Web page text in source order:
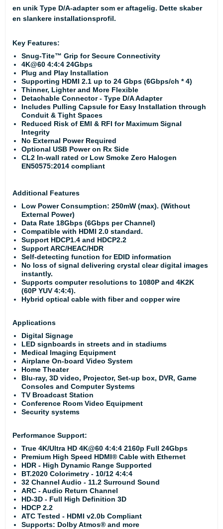
en unik Type D/A-adapter som er aftagelig. Dette skaber
en slankere installationsprofil.
Key Features:
Snug-Tite™ Grip for Secure Connectivity
4K@60 4:4:4 24Gbps
Plug and Play Installation
Supporting HDMI 2.1 up to 24 Gbps (6Gbps/ch * 4)
Thinner, Lighter and More Flexible
Detachable Connector - Type D/A Adapter
Includes Pulling Capsule for Easy Installation through
Conduit & Tight Spaces
Reduced Risk of EMI & RFI for Maximum Signal
Integrity
No External Power Required
Optional USB Power on Rx Side
CL2 In-wall rated or Low Smoke Zero Halogen
EN50575:2014 compliant
Additional Features
Low Power Consumption: 250mW (max). (Without
External Power)
Data Rate 18Gbps (6Gbps per Channel)
Compatible with HDMI 2.0 standard.
Support HDCP1.4 and HDCP2.2
Support ARC/HEAC/HDR
Self-detecting function for EDID information
No loss of signal delivering crystal clear digital images
instantly.
Supports computer resolutions to 1080P and 4K2K
(60P YUV 4:4:4).
Hybrid optical cable with fiber and copper wire
Applications
Digital Signage
LED signboards in streets and in stadiums
Medical Imaging Equipment
Airplane On-board Video System
Home Theater
Blu-ray, 3D video, Projector, Set-up box, DVR, Game
Consoles and Computer Systems
TV Broadcast Station
Conference Room Video Equipment
Security systems
Performance Support:
True 4K/Ultra HD 4K@60 4:4:4 2160p Full 24Gbps
Premium High Speed HDMI® Cable with Ethernet
HDR - High Dynamic Range Supported
BT.2020 Colorimetry - 10/12 4:4:4
32 Channel Audio - 11.2 Surround Sound
ARC - Audio Return Channel
HD-3D - Full High Definition 3D
HDCP 2.2
ATC Tested - HDMI v2.0b Compliant
Supports: Dolby Atmos® and more